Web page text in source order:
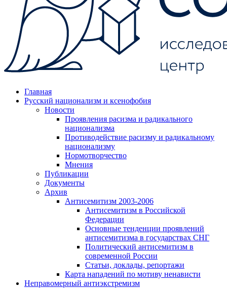
Главная
Русский национализм и ксенофобия
Новости
Проявления расизма и радикального
национализма
Противодействие расизму и радикальному
национализму
Нормотворчество
Мнения
Публикации
Документы
Архив
Антисемитизм 2003-2006
Антисемитизм в Российской
Федерации
Основные тенденции проявлений
антисемитизма в государствах СНГ
Политический антисемитизм в
современной России
Статьи, доклады, репортажи
Карта нападений по мотиву ненависти
Неправомерный антиэкстремизм